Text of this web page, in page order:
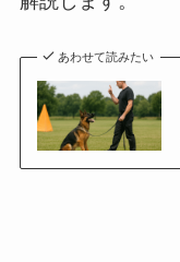
あわせて読みたい